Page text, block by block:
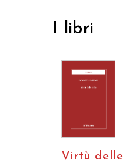
I libri
Virtù delle